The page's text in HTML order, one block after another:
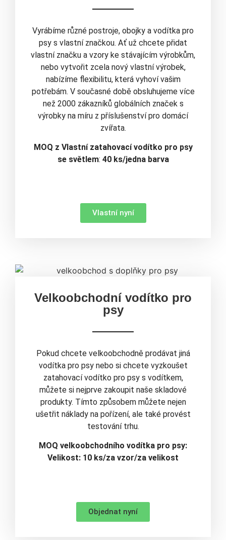
Vyrábíme různé postroje, obojky a vodítka pro
psy s vlastní značkou. Ať už chcete přidat
vlastní značku a vzory ke stávajícím výrobkům,
nebo vytvořit zcela nový vlastní výrobek,
nabízíme flexibilitu, která vyhoví vašim
potřebám. V současné době obsluhujeme více
než 2000 zákazníků globálních značek s
výrobky na míru z příslušenství pro domácí
zvířata.
MOQ z Vlastní zatahovací vodítko pro psy
se světlem: 40 ks/jedna barva
Vlastní nyní
Velkoobchodní vodítko pro
psy
Pokud chcete velkoobchodně prodávat jiná
vodítka pro psy nebo si chcete vyzkoušet
zatahovací vodítko pro psy s vodítkem,
můžete si nejprve zakoupit naše skladové
produkty. Tímto způsobem můžete nejen
ušetřit náklady na pořízení, ale také provést
testování trhu.
MOQ velkoobchodního vodítka pro psy:
Velikost: 10 ks/za vzor/za velikost
Objednat nyní